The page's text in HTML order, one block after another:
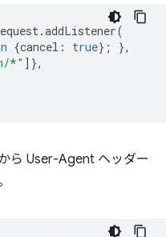
.addListener(
{cancel : true};
},
*" ]},
ら User-Agent ヘッダー